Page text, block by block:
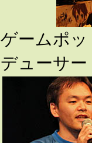
ゲームポ
デューサ